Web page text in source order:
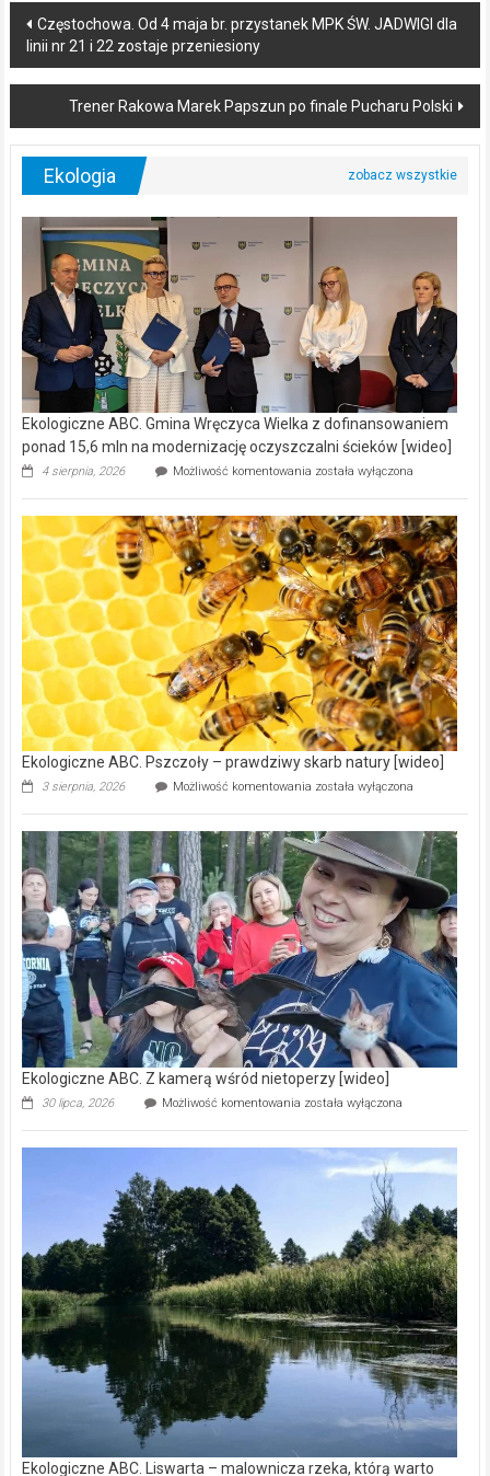
Post
navigation
Częstochowa. Od 4 maja br. przystanek MPK ŚW. JADWIGI dla
linii nr 21 i 22 zostaje przeniesiony
Trener Rakowa Marek Papszun po finale Pucharu Polski
Ekologia
Ekologiczne ABC. Gmina Wręczyca Wielka z dofinansowaniem
ponad 15,6 mln na modernizację oczyszczalni ścieków [wideo]
4 sierpnia, 2026 Możliwość komentowania Ekologiczne
Wręczyca
Wielka
z
dofinansowaniem
ponad
15,6
mln
na
modernizację
oczyszczalni
ścieków
[wideo]
została wyłączona
Ekologiczne ABC. Pszczoły – prawdziwy skarb natury [wideo]
3 sierpnia, 2026 Możliwość komentowania Ekologiczne
–
prawdziwy
skarb
natury
[wideo]
została wyłączona
Ekologiczne ABC. Z kamerą wśród nietoperzy [wideo]
30 lipca, 2026 Możliwość komentowania Ekologiczne
kamerą
wśród
została wyłączona
Ekologiczne ABC. Liswarta – malownicza rzeka, którą warto